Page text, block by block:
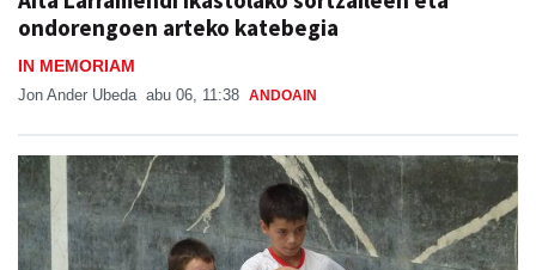
ondorengoen arteko katebegia
IN MEMORIAM
Jon Ander Ubeda abu 06, 11:38 ANDOAIN